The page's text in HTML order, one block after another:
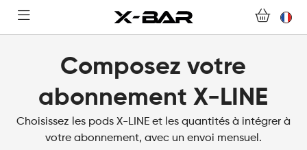
ABONNEMENTS
COLLECTIONS
Composez votre
abonnement X-LINE
Choisissez les pods X-LINE et les quantités à intégrer à
votre abonnement, avec un envoi mensuel.